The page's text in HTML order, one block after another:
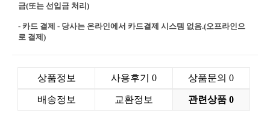
금(또는 선입금 처리)
- 카드 결제 - 당사는 온라인에서 카드결제 시스템 없음.(오프라인으
로 결제)
상품정보 사용후기 0 상품문의0
배송정보 교환정보 관련상품0